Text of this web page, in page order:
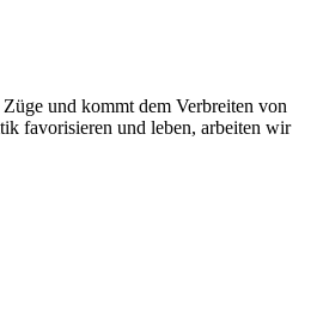
und kommt dem Verbreiten von
favorisieren und leben, arbeiten wir